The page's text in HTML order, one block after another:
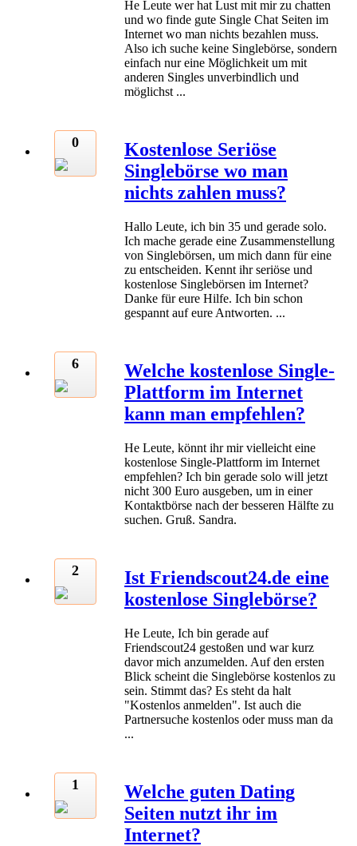
He Leute wer hat Lust mit mir zu chatten
und wo finde gute Single Chat Seiten im
Internet wo man nichts bezahlen muss.
Also ich suche keine Singlebörse, sondern
einfach nur eine Möglichkeit um mit
anderen Singles unverbindlich und
möglichst ...
0
Kostenlose Seriöse
Singlebörse wo man
nichts zahlen muss?
Hallo Leute, ich bin 35 und gerade solo.
Ich mache gerade eine Zusammenstellung
von Singlebörsen, um mich dann für eine
zu entscheiden. Kennt ihr seriöse und
kostenlose Singlebörsen im Internet?
Danke für eure Hilfe. Ich bin schon
gespannt auf eure Antworten. ...
6
Welche kostenlose Single-
Plattform im Internet
kann man empfehlen?
He Leute, könnt ihr mir vielleicht eine
kostenlose Single-Plattform im Internet
empfehlen? Ich bin gerade solo will jetzt
nicht 300 Euro ausgeben, um in einer
Kontaktbörse nach der besseren Hälfte zu
suchen. Gruß. Sandra.
2
Ist Friendscout24.de eine
kostenlose Singlebörse?
He Leute, Ich bin gerade auf
Friendscout24 gestoßen und war kurz
davor mich anzumelden. Auf den ersten
Blick scheint die Singlebörse kostenlos zu
sein. Stimmt das? Es steht da halt
"Kostenlos anmelden". Ist auch die
Partnersuche kostenlos oder muss man da
...
1
Welche guten Dating
Seiten nutzt ihr im
Internet?